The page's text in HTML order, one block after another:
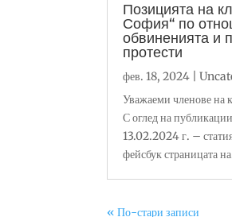
Позицията на
София“ по
обвиненията и
протести
фев. 18, 2024 |
Уважаеми членове на
С оглед на
13.02.2024 г. –
фейсбук страницата
« По-стари записи